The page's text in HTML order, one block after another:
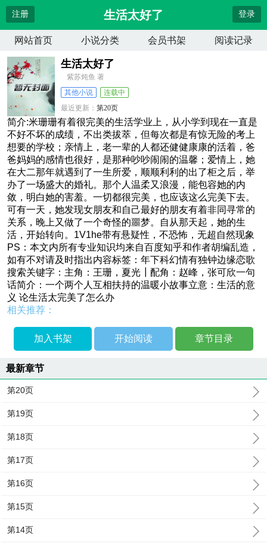
注册 生活太好了 登录
网站首页 小说分类 会员书架 阅读记录
生活太好了
紫苏炖鱼 著
其他小说
连载中
最近更新：第20页
更新时间：2026-04-14 05:25:43
简介:米珊珊有着很完美的生活学业上，从小学到现在一直是
不好不坏的成绩，不出类拔萃，但每次都是有惊无险的考上
想要的学校；亲情上，老一辈的人都还健健康康的活着，爸
爸妈妈的感情也很好，是那种吵吵闹闹的温馨；爱情上，她
在大二那年就遇到了一生所爱，顺顺利利的出了柜之后，举
办了一场盛大的婚礼。那个人温柔又浪漫，能包容她的内
敛，明白她的害羞。一切都很完美，也应该这么完美下去。
可有一天，她发现女朋友和自己最好的朋友有着非同寻常的
关系，晚上又做了一个奇怪的噩梦。自从那天起，她的生
活，开始转向。1V1he带有悬疑性，不恐怖，无超自然现象
PS：本文内所有专业知识均来自百度知乎和作者胡编乱造，
如有不对请及时指出内容标签：年下科幻情有独钟边缘恋歌
搜索关键字：主角：王珊，夏光┃配角：赵峰，张可欣一句
话简介：一个两个人互相扶持的温暖小故事立意：生活的意
义 论生活太完美了怎么办
相关推荐：
加入书架 开始阅读 章节目录
最新章节
第20页
第19页
第18页
第17页
第16页
第15页
第14页